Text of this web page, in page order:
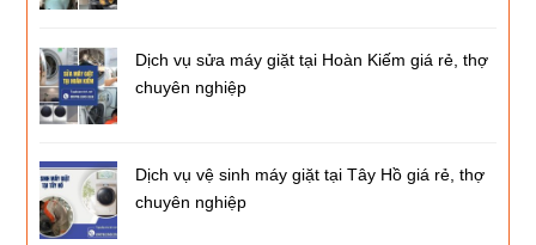
Dịch vụ sửa máy giặt tại Hoàn Kiếm giá rẻ, thợ
chuyên nghiệp
Dịch vụ vệ sinh máy giặt tại Tây Hồ giá rẻ, thợ
chuyên nghiệp